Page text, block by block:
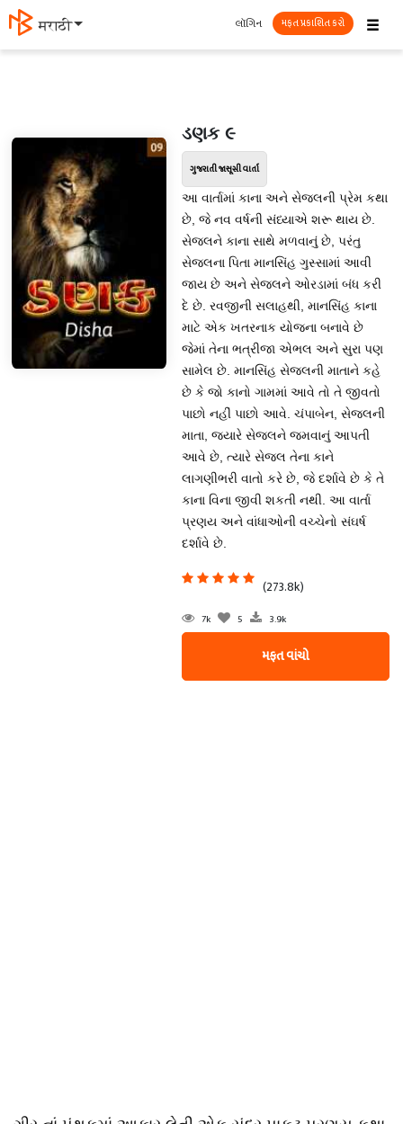
मराठी ☰
લૉગિન મફત પ્રકાશિત કરો
ડણક ૯
ગુજરાતી જાસૂસી વાર્તા
આ વાર્તામાં કાના અને સેજલની પ્રેમ કથા
છે, જે નવ વર્ષની સંધ્યાએ શરૂ થાય છે.
સેજલને કાના સાથે મળવાનું છે, પરંતુ
સેજલના પિતા માનસિંહ ગુસ્સામાં આવી
જાય છે અને સેજલને ઓરડામાં બંધ કરી
દે છે. રવજીની સલાહથી, માનસિંહ કાના
માટે એક ખતરનાક યોજના બનાવે છે
જેમાં તેના ભત્રીજા એભલ અને સુરા પણ
સામેલ છે. માનસિંહ સેજલની માતાને કહે
છે કે જો કાનો ગામમાં આવે તો તે જીવતો
પાછો નહીં પાછો આવે. ચંપાબેન, સેજલની
માતા, જ્યારે સેજલને જમવાનું આપતી
આવે છે, ત્યારે સેજલ તેના કાને
લાગણીભરી વાતો કરે છે, જે દર્શાવે છે કે તે
કાના વિના જીવી શકતી નથી. આ વાર્તા
પ્રણય અને વાંધાઓની વચ્ચેનો સંઘર્ષ
દર્શાવે છે.
(273.8k)
7k 5 3.9k
મફત વાંચો